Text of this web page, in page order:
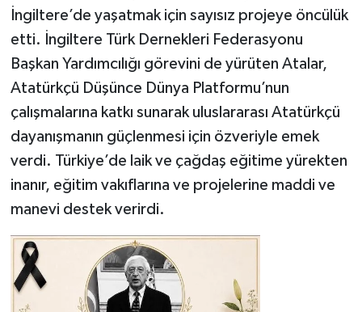
İngiltere’de yaşatmak için sayısız projeye öncülük
etti. İngiltere Türk Dernekleri Federasyonu
Başkan Yardımcılığı görevini de yürüten Atalar,
Atatürkçü Düşünce Dünya Platformu’nun
çalışmalarına katkı sunarak uluslararası Atatürkçü
dayanışmanın güçlenmesi için özveriyle emek
verdi. Türkiye’de laik ve çağdaş eğitime yürekten
inanır, eğitim vakıflarına ve projelerine maddi ve
manevi destek verirdi.